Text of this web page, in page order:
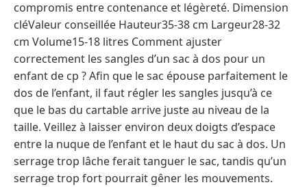
compromis entre contenance et légèreté. Dimension
cléValeur conseillée Hauteur35-38 cm Largeur28-32
cm Volume15-18 litres Comment ajuster
correctement les sangles d’un sac à dos pour un
enfant de cp ? Afin que le sac épouse parfaitement le
dos de l’enfant, il faut régler les sangles jusqu’à ce
que le bas du cartable arrive juste au niveau de la
taille. Veillez à laisser environ deux doigts d’espace
entre la nuque de l’enfant et le haut du sac à dos. Un
serrage trop lâche ferait tanguer le sac, tandis qu’un
serrage trop fort pourrait gêner les mouvements.